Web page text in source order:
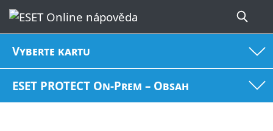
Vyberte kartu
ESET PROTECT On-Prem – Obsah